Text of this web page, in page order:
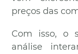
preços das
Com isso, o
análise